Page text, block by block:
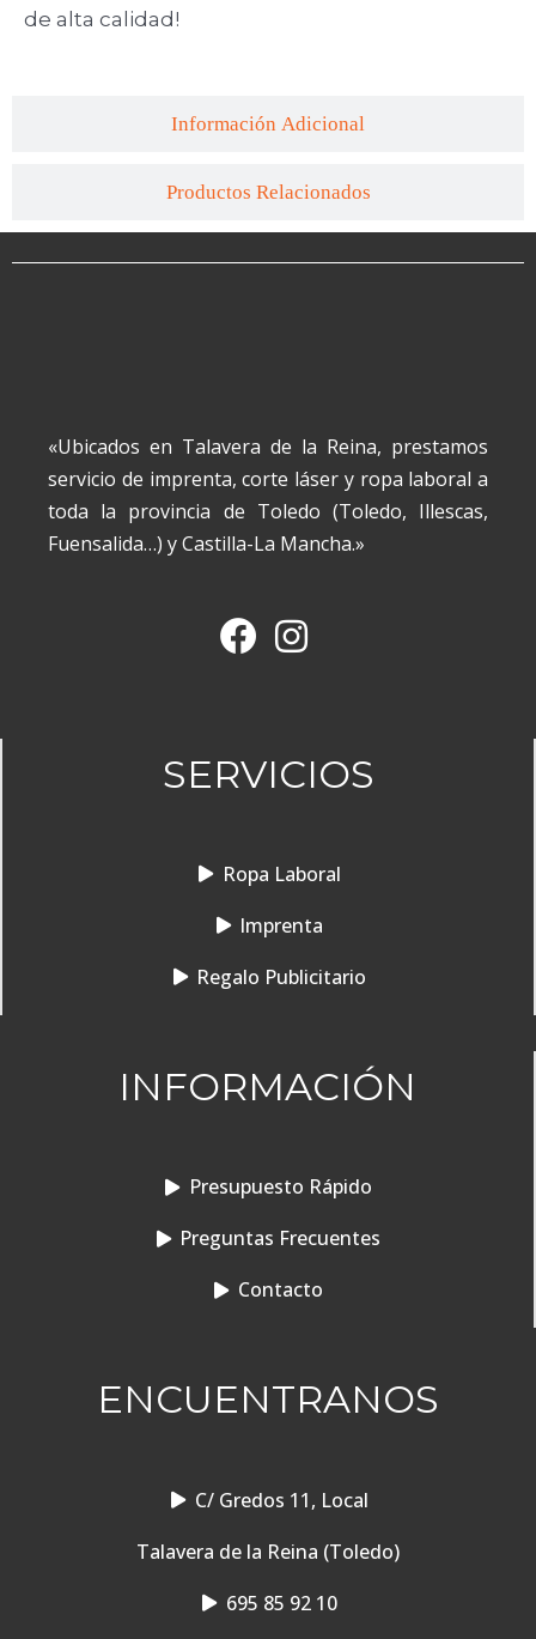
Información Adicional
Productos Relacionados
de alta calidad!
«Ubicados en Talavera de la Reina, prestamos
servicio de imprenta, corte láser y ropa laboral a
toda la provincia de Toledo (Toledo, Illescas,
Fuensalida…) y Castilla-La Mancha.»
SERVICIOS
Ropa Laboral
Imprenta
Regalo Publicitario
INFORMACIÓN
Presupuesto Rápido
Preguntas Frecuentes
Contacto
ENCUENTRANOS
C/ Gredos 11, Local
Talavera de la Reina (Toledo)
695 85 92 10